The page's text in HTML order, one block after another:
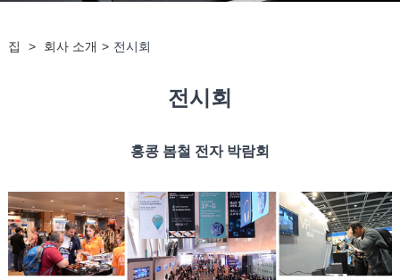
집 > 회사 소개 > 전시회
전시회
홍콩 봄철 전자 박람회